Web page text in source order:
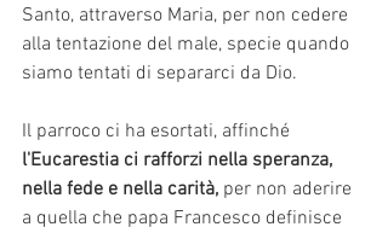
Santo, attraverso Maria, per non cedere
alla tentazione del male, specie quando
siamo tentati di separarci da Dio.
Il parroco ci ha esortati, affinché
l'Eucarestia ci rafforzi nella speranza,
nella fede e nella carità, per non aderire
a quella che papa Francesco definisce